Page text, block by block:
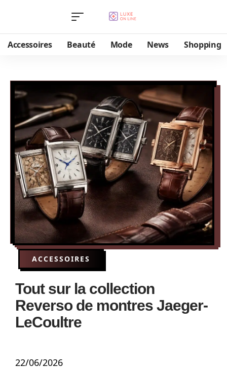
Accessoires Beauté Mode News Shopping
ACCESSOIRES
Tout sur la collection
Reverso de montres Jaeger-
LeCoultre
22/06/2026